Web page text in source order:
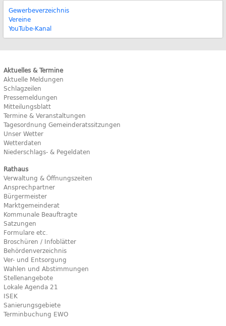
Gewerbeverzeichnis
Vereine
YouTube-Kanal
Aktuelles & Termine
Aktuelle Meldungen
Schlagzeilen
Pressemeldungen
Mitteilungsblatt
Termine & Veranstaltungen
Tagesordnung Gemeinderatssitzungen
Unser Wetter
Wetterdaten
Niederschlags- & Pegeldaten
Rathaus
Verwaltung & Öffnungszeiten
Ansprechpartner
Bürgermeister
Marktgemeinderat
Kommunale Beauftragte
Satzungen
Formulare etc.
Broschüren / Infoblätter
Behördenverzeichnis
Ver- und Entsorgung
Wahlen und Abstimmungen
Stellenangebote
Lokale Agenda 21
ISEK
Sanierungsgebiete
Terminbuchung EWO